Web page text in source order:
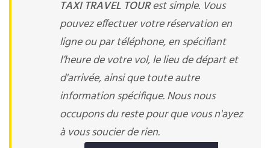
TAXI TRAVEL TOURest simple. Vous
pouvez effectuer votre réservation en
ligne ou par téléphone, en spécifiant
l’heure de votre vol, le lieu de départ et
d'arrivée, ainsi que toute autre
information spécifique. Nous nous
occupons du reste pour que vous n'ayez
à vous soucier de rien.